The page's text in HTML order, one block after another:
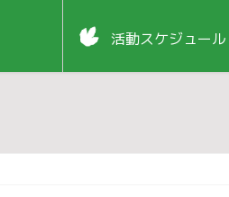
活動スケジュール